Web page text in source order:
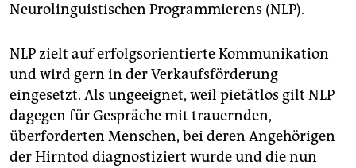
Neurolinguistischen Programmierens (NLP).
NLP zielt auf erfolgsorientierte Kommunikation
und wird gern in der Verkaufsförderung
eingesetzt. Als ungeeignet, weil pietätlos gilt NLP
dagegen für Gespräche mit trauernden,
überforderten Menschen, bei deren Angehörigen
der Hirntod diagnostiziert wurde und die nun